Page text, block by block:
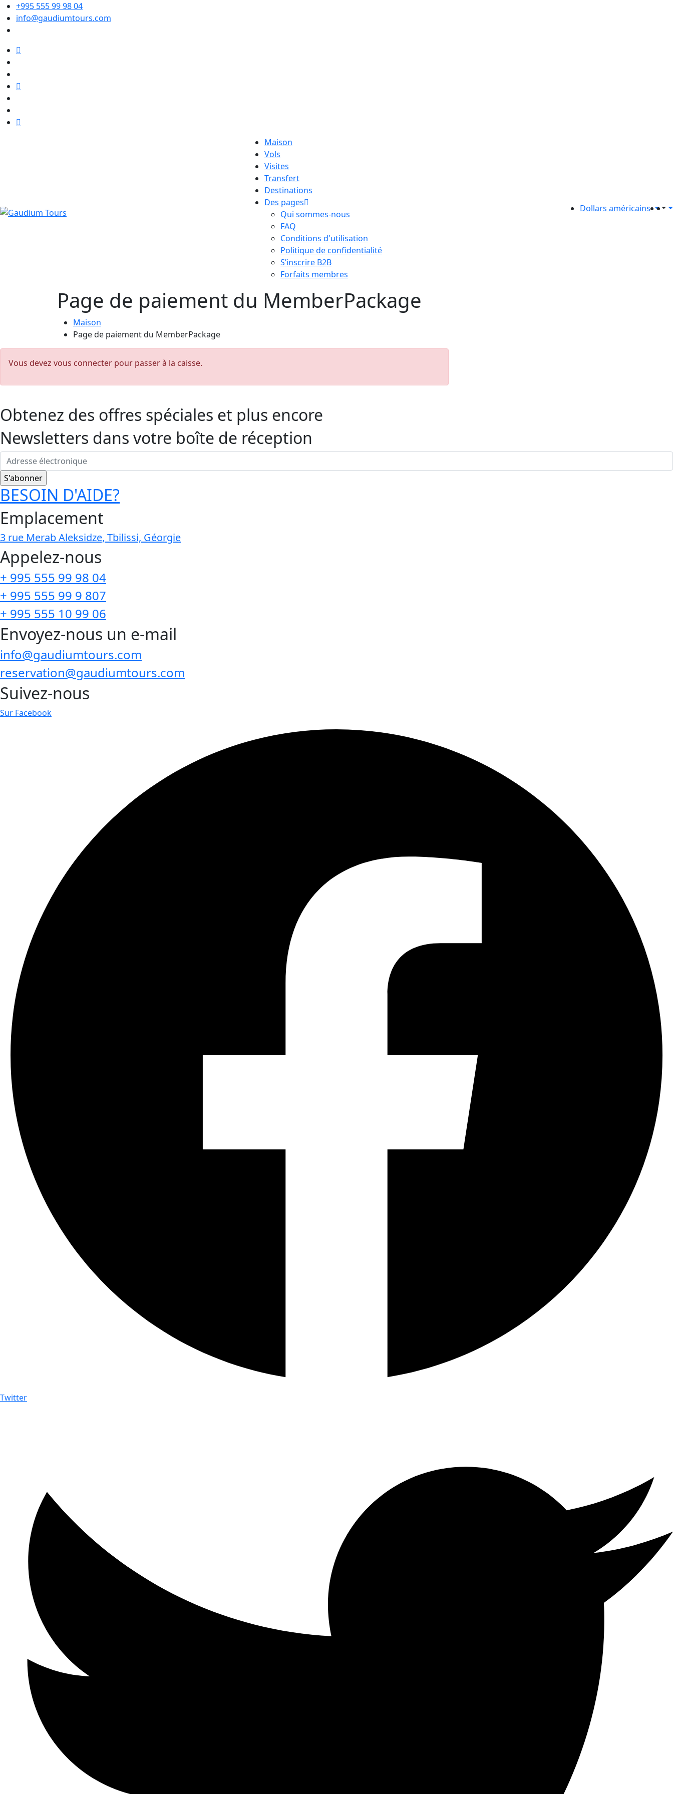
+995 555 99 98 04
info@gaudiumtours.com
Maison
Vols
Visites
Transfert
Destinations
Des pages
Qui sommes-nous
FAQ
Conditions d'utilisation
Politique de confidentialité
S’inscrire B2B
Forfaits membres
Dollars américains
Page de paiement du MemberPackage
Maison
Page de paiement du MemberPackage
Vous devez vous connecter pour passer à la caisse.
Obtenez des offres spéciales et plus encore
Newsletters dans votre boîte de réception
BESOIN D'AIDE?
Emplacement
3 rue Merab Aleksidze, Tbilissi, Géorgie
Appelez-nous
+ 995 555 99 98 04
+ 995 555 99 9 807
+ 995 555 10 99 06
Envoyez-nous un e-mail
info@gaudiumtours.com
reservation@gaudiumtours.com
Suivez-nous
Sur Facebook
Twitter